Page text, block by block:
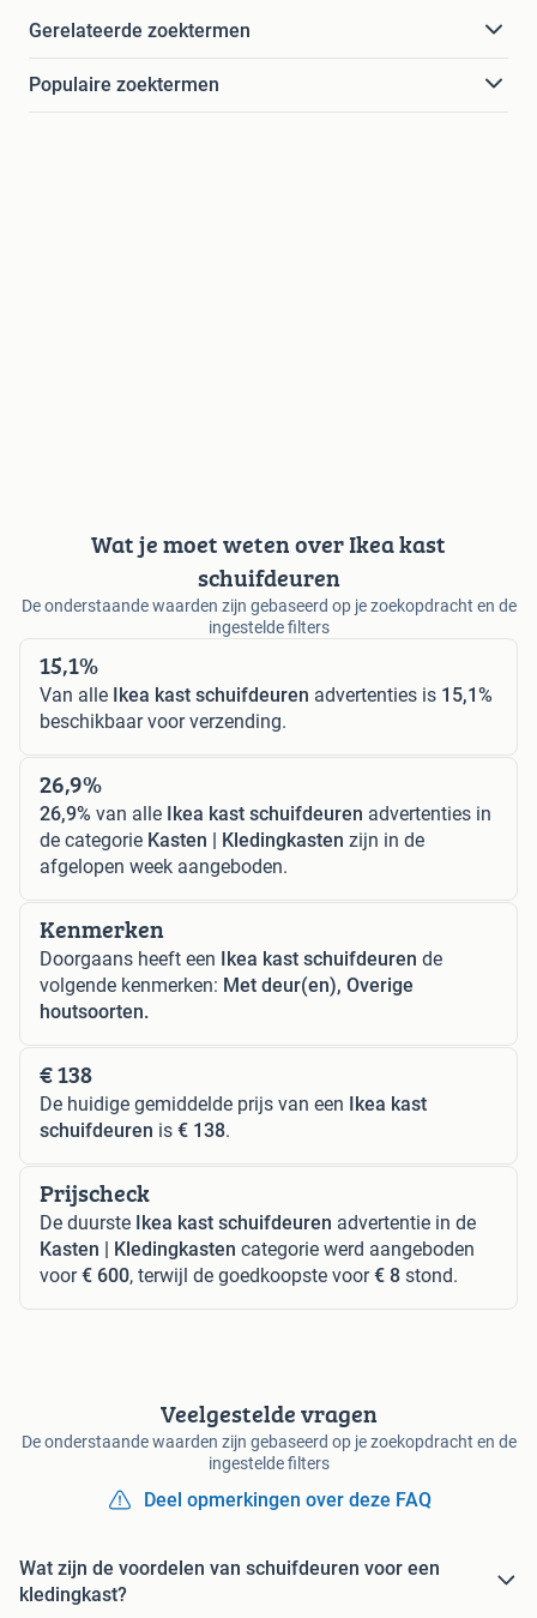
Gerelateerde zoektermen
Populaire zoektermen
Wat je moet weten over Ikea kast
schuifdeuren
De onderstaande waarden zijn gebaseerd op je zoekopdracht en de
ingestelde filters
15,1%
Van alle Ikea kast schuifdeuren advertenties is 15,1%
beschikbaar voor verzending.
26,9%
26,9% van alle Ikea kast schuifdeuren advertenties in
de categorie Kasten | Kledingkasten zijn in de
afgelopen week aangeboden.
Kenmerken
Doorgaans heeft een Ikea kast schuifdeuren de
volgende kenmerken: Met deur(en), Overige
houtsoorten.
€ 138
De huidige gemiddelde prijs van een Ikea kast
schuifdeuren is € 138.
Prijscheck
De duurste Ikea kast schuifdeuren advertentie in de
Kasten | Kledingkasten categorie werd aangeboden
voor€ 600, terwijl de goedkoopste voor€ 8 stond.
Veelgestelde vragen
De onderstaande waarden zijn gebaseerd op je zoekopdracht en de
ingestelde filters
Deel opmerkingen over deze FAQ
Wat zijn de voordelen van schuifdeuren voor een
kledingkast?